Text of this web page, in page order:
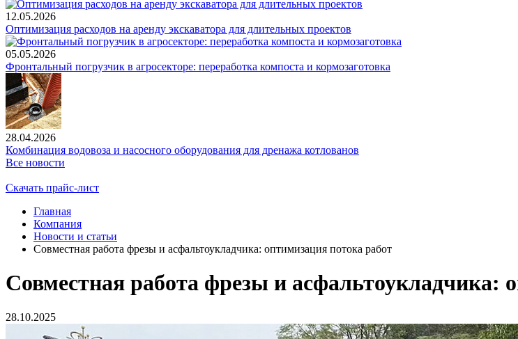
12.05.2026
Оптимизация расходов на аренду экскаватора для длительных проектов
05.05.2026
Фронтальный погрузчик в агросекторе: переработка компоста и кормозаготовка
28.04.2026
Комбинация водовоза и насосного оборудования для дренажа котлованов
Все новости
Скачать прайс-лист
Главная
Компания
Новости и статьи
Совместная работа фрезы и асфальтоукладчика: оптимизация потока работ
Совместная работа фрезы и асфальтоукладчика:
28.10.2025